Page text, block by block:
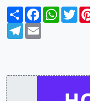
Compartilhar
Facebook
Telegram
Email